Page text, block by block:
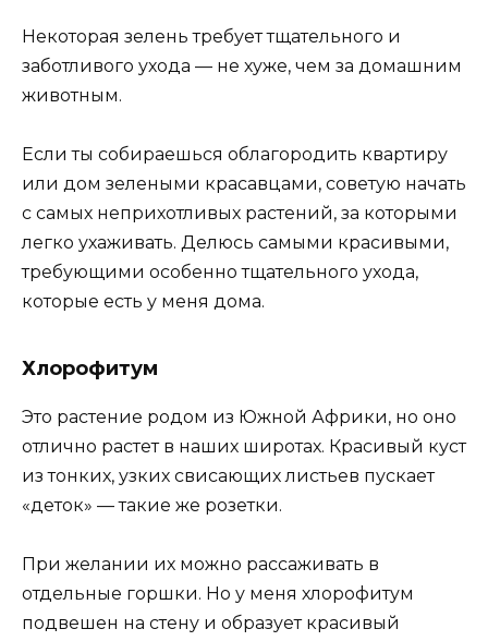
Некоторая зелень требует тщательного и
заботливого ухода — не хуже, чем за домашним
животным.
Если ты собираешься облагородить квартиру
или дом зелеными красавцами, советую начать
с самых неприхотливых растений, за которыми
легко ухаживать. Делюсь самыми красивыми,
требующими особенно тщательного ухода,
которые есть у меня дома.
Хлорофитум
Это растение родом из Южной Африки, но оно
отлично растет в наших широтах. Красивый куст
из тонких, узких свисающих листьев пускает
«деток» — такие же розетки.
При желании их можно рассаживать в
отдельные горшки. Но у меня хлорофитум
подвешен на стену и образует красивый